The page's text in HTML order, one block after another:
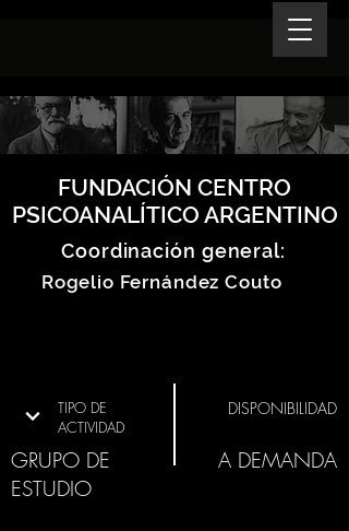
FUNDACIÓN CENTRO
PSICOANALÍTICO ARGENTINO
Coordinación general:
Rogelio Fernández Couto
TIPO DE
ACTIVIDAD
GRUPO DE
ESTUDIO
DISPONIBILIDAD
A DEMANDA